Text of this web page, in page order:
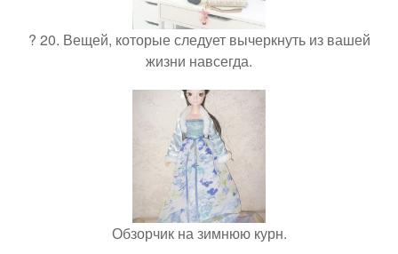
? 20. Вещей, которые следует вычеркнуть из вашей
жизни навсегда.
Обзорчик на зимнюю курн.